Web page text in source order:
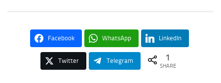
Facebook WhatsApp LinkedIn
Twitter Telegram 1
SHARE